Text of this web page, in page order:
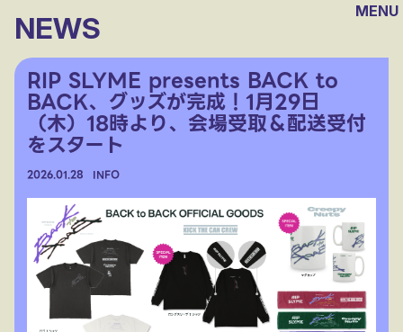
MENU
NEWS
RIP SLYME presents BACK to
BACK、グッズが完成！1月29日
（木）18時より、会場受取＆配送受付
をスタート
2026.01.28 INFO